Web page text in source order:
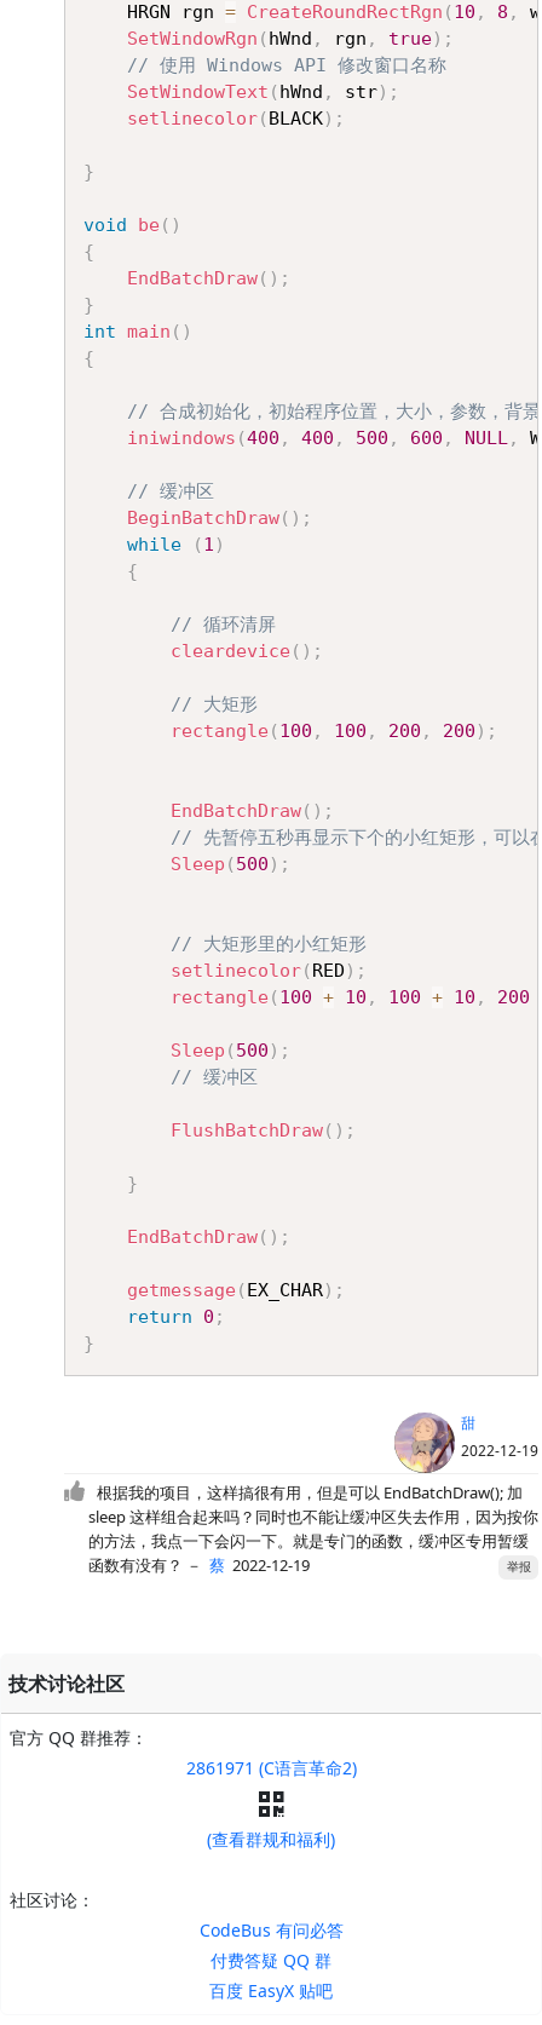
	HRGN rgn
= CreateRoundRectRgn ( 10 , 8 ,
SetWindowRgn ( hWnd , rgn , true) ;
// 使用 Windows API 修改窗口名称
SetWindowText ( hWnd , str) ;
setlinecolor( BLACK) ;
}
void be( )
{
EndBatchDraw( ) ;
}
int main ( )
{
// 合成初始化，初始程序位置，大小，参数，背
iniwindows (400 , 400 , 500 , 600 , NULL,
// 缓冲区
BeginBatchDraw( ) ;
while
( 1 )
{
// 循环清屏
cleardevice( ) ;
// 大矩形
rectangle( 100 , 100 , 200 , 200 ) ;
EndBatchDraw( ) ;
// 先暂停五秒再显示下个的小红矩形，可以
Sleep ( 500 ) ;
// 大矩形里的小红矩形
setlinecolor( RED ) ;
rectangle( 100 + 10 , 100 + 10 , 200
Sleep ( 500 ) ;
// 缓冲区
FlushBatchDraw( ) ;
}
EndBatchDraw( ) ;
getmessage( EX_CHAR) ;
return
0 ;
}
甜
2022-12-19
根据我的项目，这样搞很有用，但是可以 EndBatchDraw(); 加
sleep 这样组合起来吗？同时也不能让缓冲区失去作用，因为按你
的方法，我点一下会闪一下。就是专门的函数，缓冲区专用暂缓
函数有没有？ － 蔡 2022-12-19 举报
技术讨论社区
官方 QQ 群推荐：
2861971 (C语言革命2)
(查看群规和福利)
社区讨论：
CodeBus 有问必答
付费答疑 QQ 群
百度 EasyX 贴吧